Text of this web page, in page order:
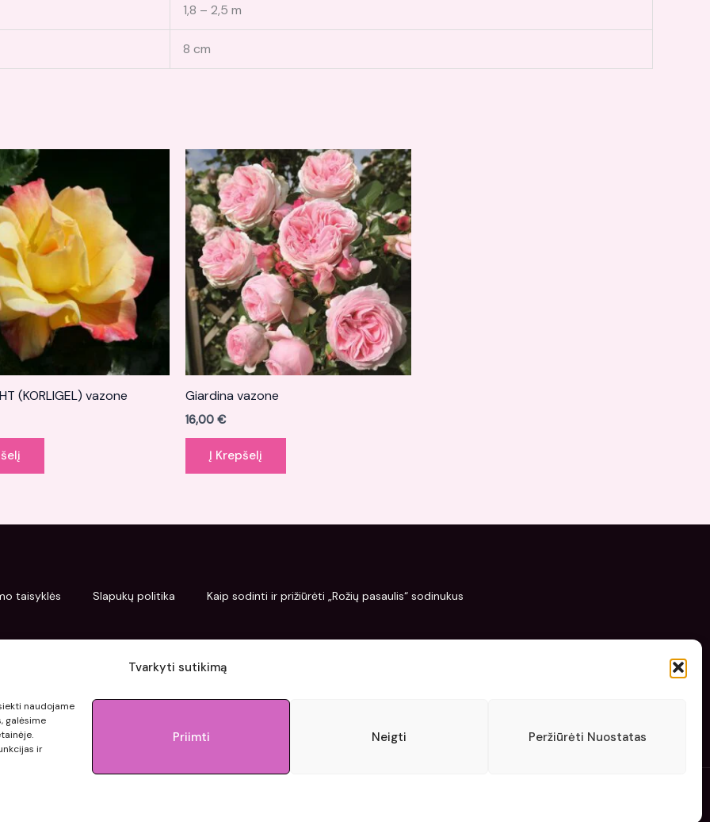
Tvarkyti sutikimą
naudojame
galėsime
ir
Priimti Neigti Peržiūrėti Nuostatas
1,8 – 2,5 m
8 cm
(KORLIGEL) vazone Giardina vazone
16,00 €
Į Krepšelį
taisyklės Slapukų politika Kaip sodinti ir prižiūrėti „Rožių pasaulis“ sodinukus